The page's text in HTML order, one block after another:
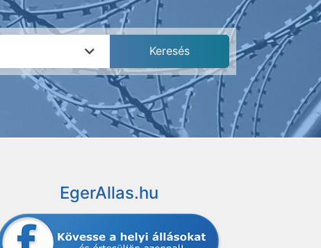
EgerAllas.hu